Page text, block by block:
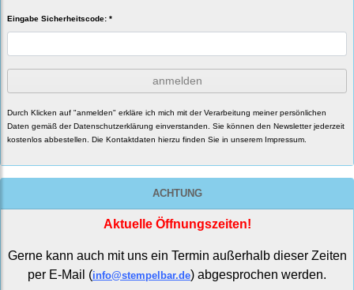
Eingabe Sicherheitscode: *
anmelden
Durch Klicken auf "anmelden" erkläre ich mich mit der Verarbeitung meiner persönlichen
Daten gemäß der Datenschutzerklärung einverstanden. Sie können den Newsletter jederzeit
kostenlos abbestellen. Die Kontaktdaten hierzu finden Sie in unserem Impressum.
ACHTUNG
Aktuelle Öffnungszeiten!
Gerne kann auch mit uns ein Termin außerhalb dieser Zeiten
per E-Mail (info@stempelbar.de) abgesprochen werden.